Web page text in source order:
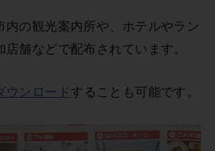
内の観光案内所や、ホテルやラン
舗などで配布されています。
ウンロードすることも可能です。